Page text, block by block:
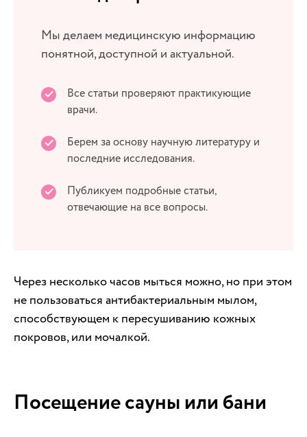
Мы делаем медицинскую информацию
понятной, доступной и актуальной.
Все статьи проверяют практикующие
врачи.
Берем за основу научную литературу и
последние исследования.
Публикуем подробные статьи,
отвечающие на все вопросы.
Через несколько часов мыться можно, но при этом
не пользоваться антибактериальным мылом,
способствующем к пересушиванию кожных
покровов, или мочалкой.
Посещение сауны или бани